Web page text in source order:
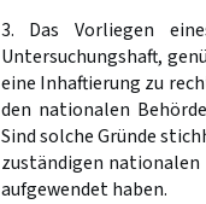
3. Das Vorliegen
Untersuchungshaft,
eine Inhaftierung zu
den nationalen
Sind solche Gründe
zuständigen
aufgewendet haben.